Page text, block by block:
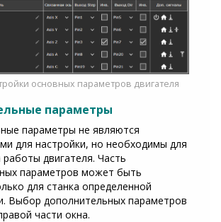
основных параметров двигателя
параметры
параметры не являются
для настройки, но необходимы для
двигателя. Часть
параметров может быть
для станка определенной
Выбор дополнительных параметров
части окна.